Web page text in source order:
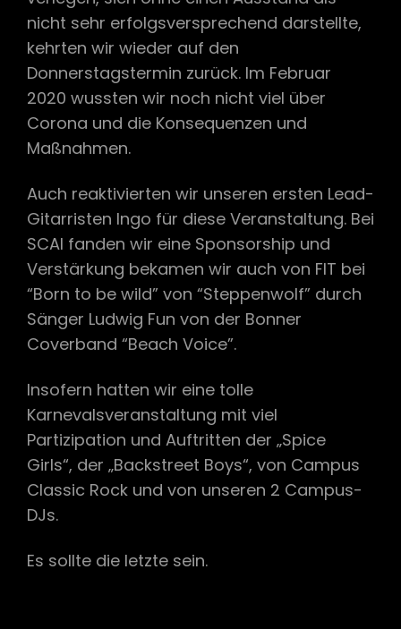
nicht sehr erfolgsversprechend darstellte,
kehrten wir wieder auf den
Donnerstagstermin zurück. Im Februar
2020 wussten wir noch nicht viel über
Corona und die Konsequenzen und
Maßnahmen.
Auch reaktivierten wir unseren ersten Lead-
Gitarristen Ingo für diese Veranstaltung. Bei
SCAI fanden wir eine Sponsorship und
Verstärkung bekamen wir auch von FIT bei
“Born to be wild” von “Steppenwolf” durch
Sänger Ludwig Fun von der Bonner
Coverband “Beach Voice”.
Insofern hatten wir eine tolle
Karnevalsveranstaltung mit viel
Partizipation und Auftritten der „Spice
Girls“, der „Backstreet Boys“, von Campus
Classic Rock und von unseren 2 Campus-
DJs.
Es sollte die letzte sein.